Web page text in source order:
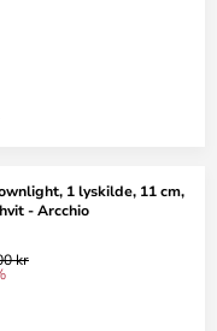
1 lyskilde, 11 cm,
- Arcchio
kr